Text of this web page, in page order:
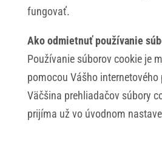
fungovať.
Ako odmietnuť používanie
Používanie súborov cookie je
pomocou Vášho internetového
Väčšina prehliadačov súbory
prijíma už vo úvodnom